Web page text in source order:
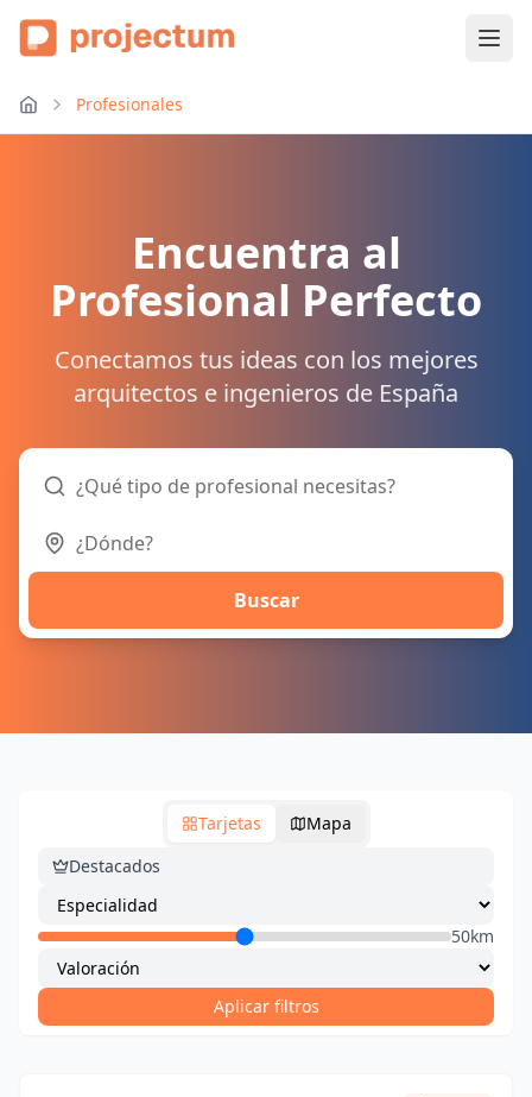
Profesionales
Encuentra al
Profesional Perfecto
Conectamos tus ideas con los mejores
arquitectos e ingenieros de España
Buscar
Tarjetas
Mapa
Destacados
50km
Aplicar filtros